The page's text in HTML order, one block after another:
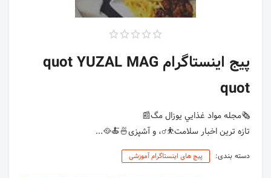
پیج اینستاگرام quot YUZAL MAG
quot
تازه ترین اخبار سلامت⛹️‍♂️، و آشپزی🍜🍝🥘...
دسته بندی: پیج های اینستاگرام آموزشی